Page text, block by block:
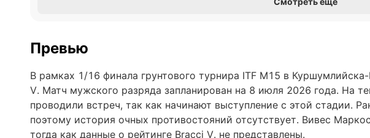
Превью
В рамках 1/16 финала грунтового турнира ITF M15 в
V. Матч мужского разряда запланирован на 8 июля 2026 года. На
проводили встреч, так как начинают выступление с этой стадии.
поэтому история очных противостояний отсутствует. Вивес
тогда как данные о рейтинге Bracci V. не представлены.